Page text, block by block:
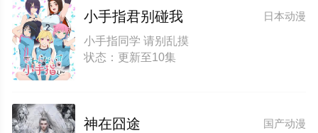
日本动漫
小手指君别碰我
小手指同学 请别乱摸
状态：更新至10集
国产动漫
神在囧途